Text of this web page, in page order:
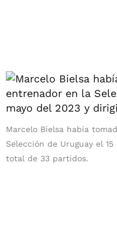
Marcelo Bielsa había
Selección de Uruguay el
total de 33 partidos.